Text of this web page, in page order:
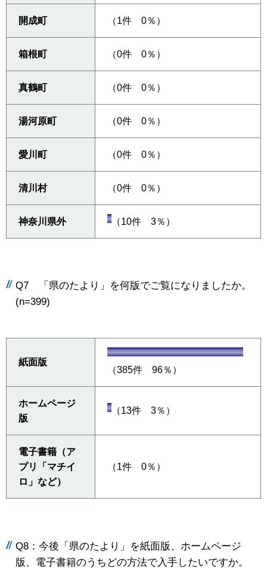
開成町 （1件 0％）
箱根町 （0件 0％）
真鶴町 （0件 0％）
湯河原町 （0件 0％）
愛川町 （0件 0％）
清川村 （0件 0％）
神奈川県外 （10件 3％）
Q7 「県のたより」を何版でご覧になりましたか。
(n=399)
紙面版
（385件 96％）
ホームページ
版
（13件 3％）
電子書籍（ア
プリ「マチイ
ロ」など）
（1件 0％）
Q8：今後「県のたより」を紙面版、ホームページ
版、電子書籍のうちどの方法で入手したいですか。